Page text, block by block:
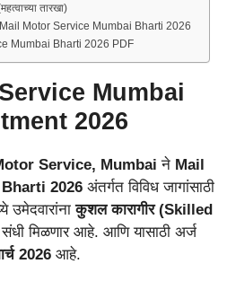
तारखा)
Motor Service Mumbai Bharti 2026
Mumbai Bharti 2026 PDF
Mumbai
2026
Service, Mumbai ने Mail
2026 अंतर्गत विविध जागांसाठी
उमेदवारांनाकुशल कारागीर (Skilled
संधी मिळणार आहे. आणि यासाठी अर्ज
2026 आहे.